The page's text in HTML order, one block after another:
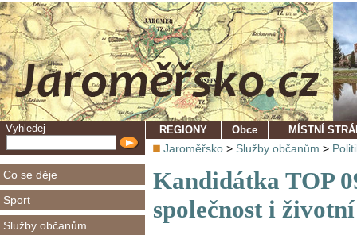
Vyhledej
Co se děje
Sport
Služby občanům
REGIONY Obce MÍSTNÍ
Jaroměřsko > Služby občanům >
Kandidátka TOP
společnost i